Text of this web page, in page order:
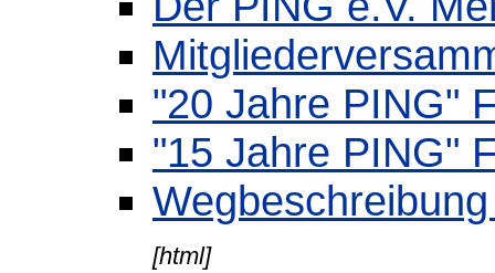
"20 Jahre PING"
"15 Jahre PING"
[html]